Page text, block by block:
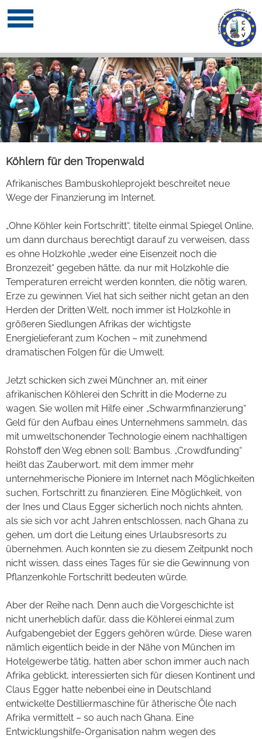
Köhlern für den Tropenwald
Afrikanisches Bambuskohleprojekt beschreitet neue
Wege der Finanzierung im Internet.
„Ohne Köhler kein Fortschritt“, titelte einmal Spiegel Online,
um dann durchaus berechtigt darauf zu verweisen, dass
es ohne Holzkohle „weder eine Eisenzeit noch die
Bronzezeit“ gegeben hätte, da nur mit Holzkohle die
Temperaturen erreicht werden konnten, die nötig waren,
Erze zu gewinnen. Viel hat sich seither nicht getan an den
Herden der Dritten Welt, noch immer ist Holzkohle in
größeren Siedlungen Afrikas der wichtigste
Energielieferant zum Kochen – mit zunehmend
dramatischen Folgen für die Umwelt.
Jetzt schicken sich zwei Münchner an, mit einer
afrikanischen Köhlerei den Schritt in die Moderne zu
wagen. Sie wollen mit Hilfe einer „Schwarmfinanzierung“
Geld für den Aufbau eines Unternehmens sammeln, das
mit umweltschonender Technologie einem nachhaltigen
Rohstoff den Weg ebnen soll: Bambus. „Crowdfunding“
heißt das Zauberwort, mit dem immer mehr
unternehmerische Pioniere im Internet nach Möglichkeiten
suchen, Fortschritt zu finanzieren. Eine Möglichkeit, von
der Ines und Claus Egger sicherlich noch nichts ahnten,
als sie sich vor acht Jahren entschlossen, nach Ghana zu
gehen, um dort die Leitung eines Urlaubsresorts zu
übernehmen. Auch konnten sie zu diesem Zeitpunkt noch
nicht wissen, dass eines Tages für sie die Gewinnung von
Pflanzenkohle Fortschritt bedeuten würde.
Aber der Reihe nach. Denn auch die Vorgeschichte ist
nicht unerheblich dafür, dass die Köhlerei einmal zum
Aufgabengebiet der Eggers gehören würde. Diese waren
nämlich eigentlich beide in der Nähe von München im
Hotelgewerbe tätig, hatten aber schon immer auch nach
Afrika geblickt, interessierten sich für diesen Kontinent und
Claus Egger hatte nebenbei eine in Deutschland
entwickelte Destilliermaschine für ätherische Öle nach
Afrika vermittelt – so auch nach Ghana. Eine
Entwicklungshilfe-Organisation nahm wegen des